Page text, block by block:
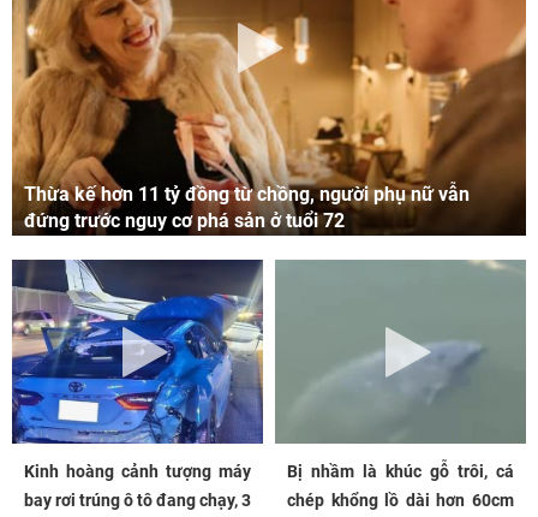
Thừa kế hơn 11 tỷ đồng từ chồng, người phụ nữ vẫn
đứng trước nguy cơ phá sản ở tuổi 72
Kinh hoàng cảnh tượng máy
bay rơi trúng ô tô đang chạy, 3
Bị nhầm là khúc gỗ trôi, cá
chép khổng lồ dài hơn 60cm